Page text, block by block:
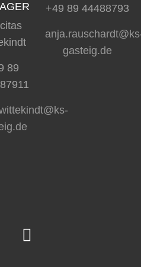
89
+49 89 44488793
gasteig.de